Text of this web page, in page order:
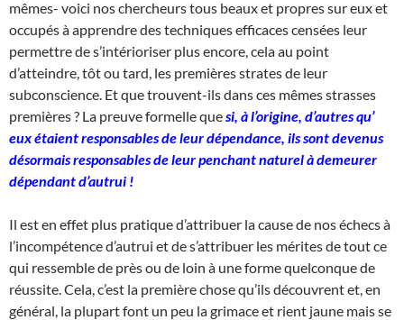
mêmes- voici nos chercheurs tous beaux et propres sur eux et
occupés à apprendre des techniques efficaces censées leur
permettre de s’intérioriser plus encore, cela au point
d’atteindre, tôt ou tard, les premières strates de leur
subconscience. Et que trouvent-ils dans ces mêmes strasses
premières ? La preuve formelle quesi, à l’origine, d’autres qu’
eux étaient responsables de leur dépendance, ils sont devenus
désormais responsables de leur penchant naturel à demeurer
dépendant d’autrui !
Il est en effet plus pratique d’attribuer la cause de nos échecs à
l’incompétence d’autrui et de s’attribuer les mérites de tout ce
qui ressemble de près ou de loin à une forme quelconque de
réussite. Cela, c’est la première chose qu’ils découvrent et, en
général, la plupart font un peu la grimace et rient jaune mais se